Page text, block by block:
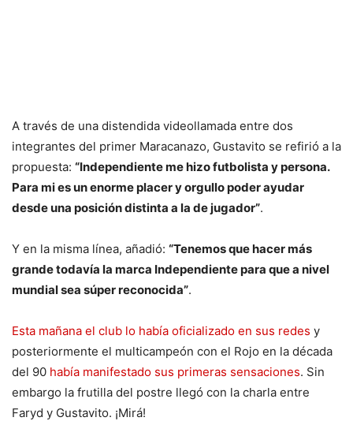
A través de una distendida videollamada entre dos
integrantes del primer Maracanazo, Gustavito se refirió a la
propuesta: “Independiente me hizo futbolista y persona.
Para mi es un enorme placer y orgullo poder ayudar
desde una posición distinta a la de jugador”.
Y en la misma línea, añadió: “Tenemos que hacer más
grande todavía la marca Independiente para que a nivel
mundial sea súper reconocida”.
Esta mañana el club lo había oficializado en sus redes y
posteriormente el multicampeón con el Rojo en la década
del 90 había manifestado sus primeras sensaciones. Sin
embargo la frutilla del postre llegó con la charla entre
Faryd y Gustavito. ¡Mirá!